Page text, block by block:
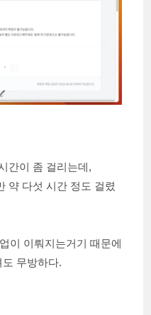
간이 좀 걸리는데,
약 다섯 시간 정도 걸렸
이 이뤄지는거기 때문에
무방하다.